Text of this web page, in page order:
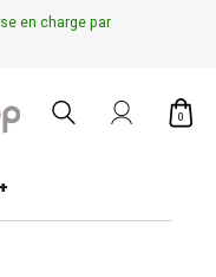
en charge par
0